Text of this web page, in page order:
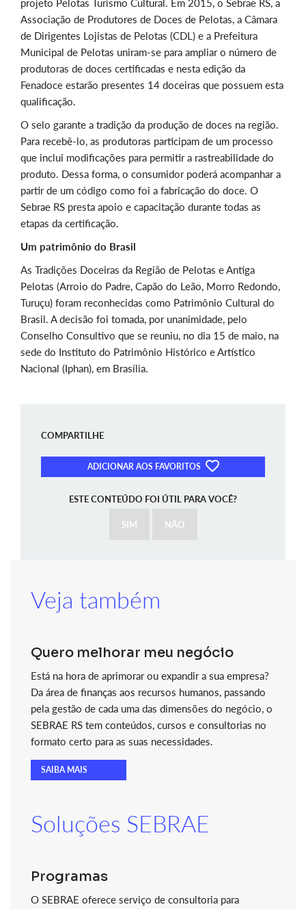
projeto Pelotas Turismo Cultural. Em 2015, o Sebrae RS, a
Associação de Produtores de Doces de Pelotas, a Câmara
de Dirigentes Lojistas de Pelotas (CDL) e a Prefeitura
Municipal de Pelotas uniram-se para ampliar o número de
produtoras de doces certificadas e nesta edição da
Fenadoce estarão presentes 14 doceiras que possuem esta
qualificação.
O selo garante a tradição da produção de doces na região.
Para recebê-lo, as produtoras participam de um processo
que inclui modificações para permitir a rastreabilidade do
produto. Dessa forma, o consumidor poderá acompanhar a
partir de um código como foi a fabricação do doce. O
Sebrae RS presta apoio e capacitação durante todas as
etapas da certificação.
Um patrimônio do Brasil
As Tradições Doceiras da Região de Pelotas e Antiga
Pelotas (Arroio do Padre, Capão do Leão, Morro Redondo,
Turuçu) foram reconhecidas como Patrimônio Cultural do
Brasil. A decisão foi tomada, por unanimidade, pelo
Conselho Consultivo que se reuniu, no dia 15 de maio, na
sede do Instituto do Patrimônio Histórico e Artístico
Nacional (Iphan), em Brasília.
COMPARTILHE
ADICIONAR AOS FAVORITOS
ESTE CONTEÚDO FOI ÚTIL PARA VOCÊ?
SIM NÃO
Veja também
Quero melhorar meu negócio
Está na hora de aprimorar ou expandir a sua empresa?
Da área de finanças aos recursos humanos, passando
pela gestão de cada uma das dimensões do negócio, o
SEBRAE RS tem conteúdos, cursos e consultorias no
formato certo para as suas necessidades.
SAIBA MAIS
Soluções SEBRAE
Programas
O SEBRAE oferece serviço de consultoria para